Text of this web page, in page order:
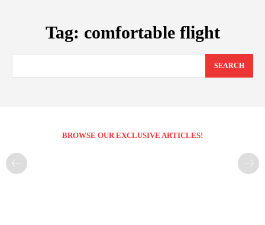
Tag: comfortable flight
SEARCH
BROWSE OUR EXCLUSIVE ARTICLES!